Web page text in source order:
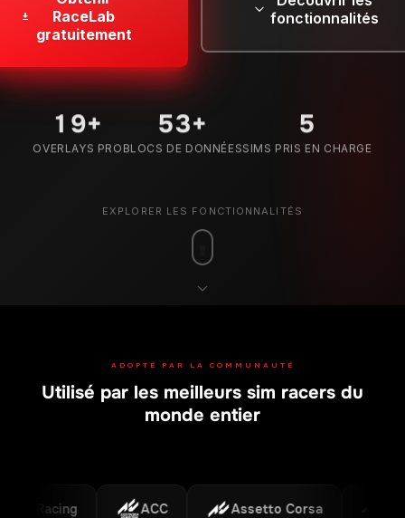
RaceLab
gratuitement
fonctionnalités
29+
OVERLAYS PRO
80+
BLOCS DE DONNÉES
7
SIMS PRIS EN CHARGE
EXPLORER LES FONCTIONNALITÉS
ADOPTÉ PAR LA COMMUNAUTÉ
Utilisé par les meilleurs sim racers du
monde entier
iRacing ACC Assetto Corsa